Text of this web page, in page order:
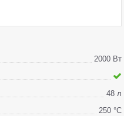
2000 Вт
48 л
250 °С